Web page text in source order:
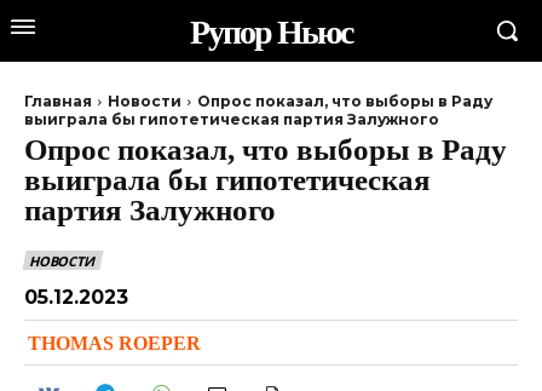
Рупор Ньюс
Главная Новости
Опрос показал, что выборы в Раду
выиграла бы гипотетическая партия Залужного
Опрос показал, что выборы в Раду
выиграла бы гипотетическая
партия Залужного
НОВОСТИ
05.12.2023
THOMAS ROEPER